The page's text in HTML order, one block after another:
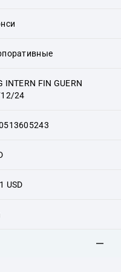
INTERN FIN GUERN
24
USD